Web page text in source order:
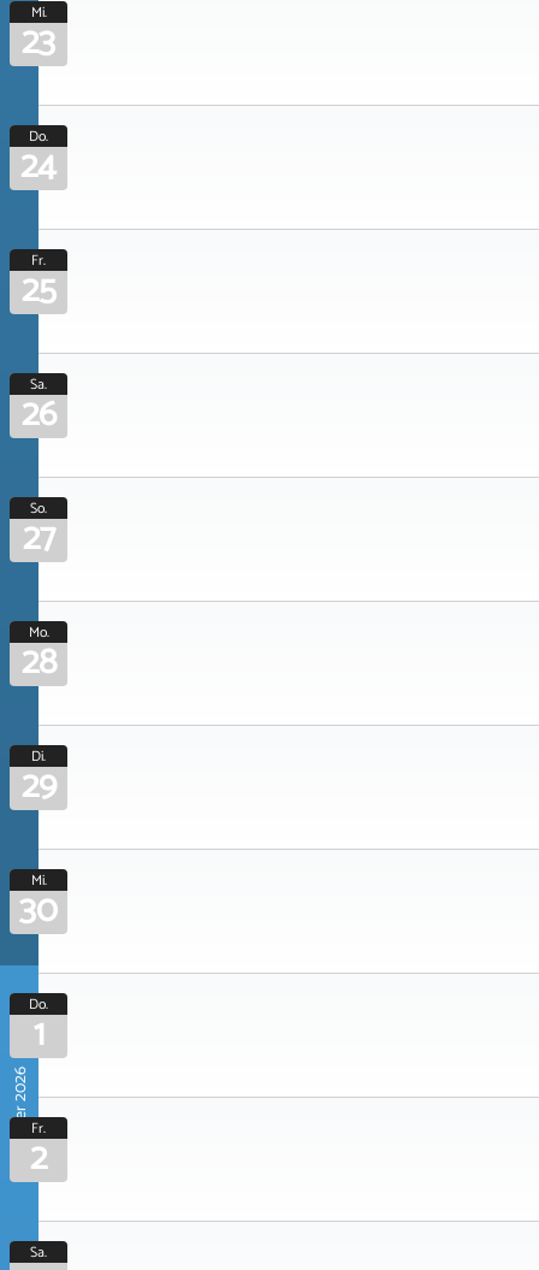
Mi.
23
Do.
24
Fr.
25
Sa.
26
So.
27
Mo.
28
Di.
29
Mi.
30
Oktober 2026
Do.
1
Fr.
2
Sa.